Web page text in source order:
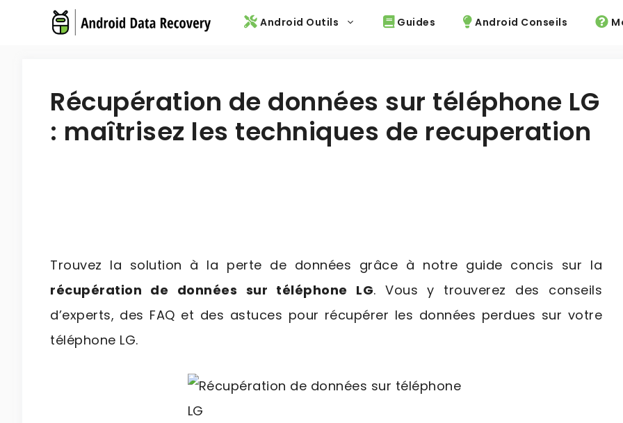
Android Outils Guides Android Conseils
Récupération de données sur téléphone LG
: maîtrisez les techniques de recuperation
Trouvez la solution à la perte de données grâce à notre guide concis sur la
récupération de données sur téléphone LG. Vous y trouverez des conseils
d’experts, des FAQ et des astuces pour récupérer les données perdues sur votre
téléphone LG.